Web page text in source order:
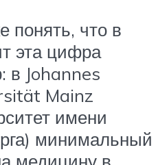
понять, что в
эта цифра
в Johannes
Mainz
имени
минимальный